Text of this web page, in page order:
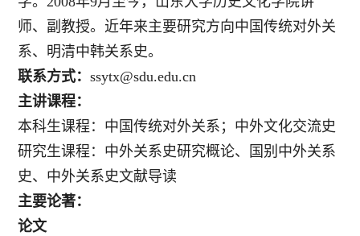
师、副教授。近年来主要研究方向中国传统对外关
系、明清中韩关系史。
联系方式：ssytx@sdu.edu.cn
主讲课程：
本科生课程：中国传统对外关系；中外文化交流史
研究生课程：中外关系史研究概论、国别中外关系
史、中外关系史文献导读
主要论著：
论文